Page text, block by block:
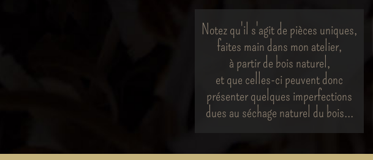
Notez qu'il s'agit de pièces uniques,
faites main dans mon atelier,
à partir de bois naturel,
et que celles-ci peuvent donc
présenter quelques imperfections
dues au séchage naturel du bois...